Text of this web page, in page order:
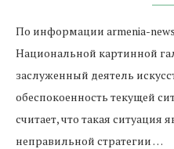
По информации armenia-
Национальной картинной
заслуженный деятель
обеспокоенность текущей
считает, что такая ситуация
неправильной стратегии …